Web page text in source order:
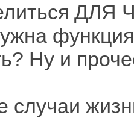
ДЛЯ
Ну и
случаи